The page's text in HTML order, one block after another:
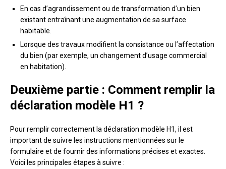
En cas d’agrandissement ou de transformation d’un bien
existant entraînant une augmentation de sa surface
habitable.
Lorsque des travaux modifient la consistance ou l’affectation
du bien (par exemple, un changement d’usage commercial
en habitation).
Deuxième partie : Comment remplir la
déclaration modèle H1 ?
Pour remplir correctement la déclaration modèle H1, il est
important de suivre les instructions mentionnées sur le
formulaire et de fournir des informations précises et exactes.
Voici les principales étapes à suivre :